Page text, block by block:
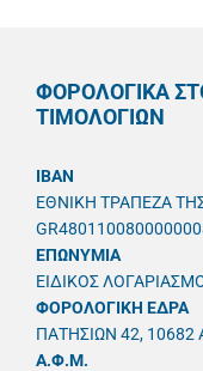
ΦΟΡΟΛΟΓΙΚΑ
ΤΙΜΟΛΟΓΙΩΝ
IBAN
ΕΘΝΙΚΗ ΤΡΑΠΕΖΑ
ΕΠΩΝΥΜΙΑ
ΕΙΔΙΚΟΣ
ΦΟΡΟΛΟΓΙΚΗ ΕΔΡΑ
ΠΑΤΗΣΙΩΝ 42,
A.Φ.Μ.